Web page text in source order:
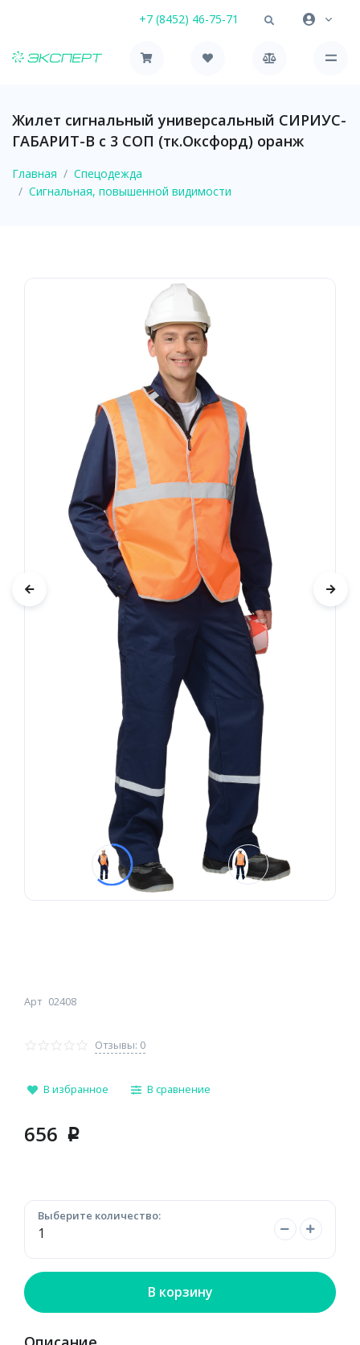
+7 (8452) 46-75-71
Жилет сигнальный универсальный СИРИУС-
ГАБАРИТ-В с 3 СОП (тк.Оксфорд) оранж
Главная
Спецодежда
Сигнальная, повышенной видимости
Арт 02408
Отзывы: 0
В избранное В сравнение
656 p
Выберите количество:
В корзину